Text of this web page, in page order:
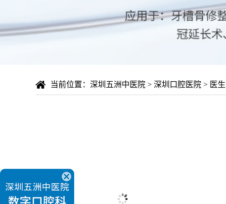
当前位置： 深圳五洲中医院 > 深圳口腔医院 > 医生